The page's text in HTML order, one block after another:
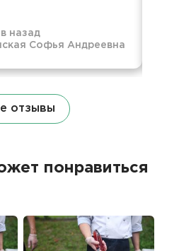
назад
Софья Андреевна
отзывы
понравиться